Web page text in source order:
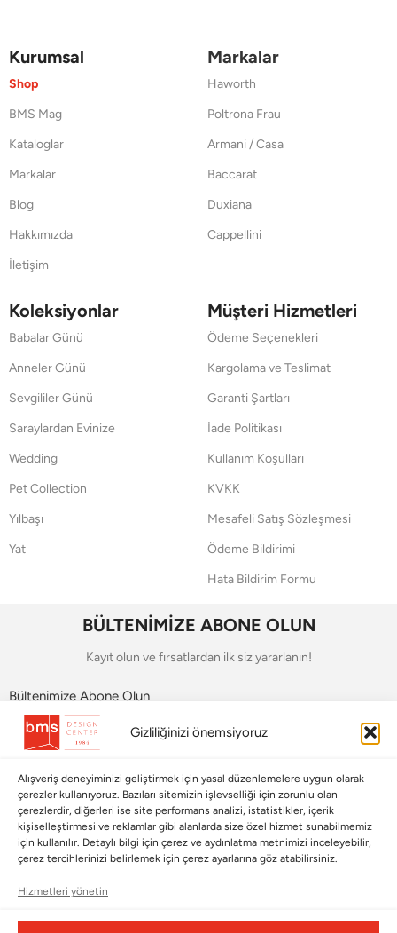
Gizliliğinizi önemsiyoruz
Alışveriş deneyiminizi geliştirmek için yasal düzenlemelere uygun olarak
çerezler kullanıyoruz. Bazıları sitemizin işlevselliği için zorunlu olan
çerezlerdir, diğerleri ise site performans analizi, istatistikler, içerik
kişiselleştirmesi ve reklamlar gibi alanlarda size özel hizmet sunabilmemiz
için kullanılır. Detaylı bilgi için çerez ve aydınlatma metnimizi inceleyebilir,
çerez tercihlerinizi belirlemek için çerez ayarlarına göz atabilirsiniz.
Hizmetleri yönetin
Kurumsal
Shop
BMS Mag
Kataloglar
Markalar
Blog
Hakkımızda
İletişim
Markalar
Haworth
Poltrona Frau
Armani / Casa
Baccarat
Duxiana
Cappellini
Koleksiyonlar
Babalar Günü
Anneler Günü
Sevgililer Günü
Saraylardan Evinize
Wedding
Pet Collection
Yılbaşı
Yat
Müşteri Hizmetleri
Ödeme Seçenekleri
Kargolama ve Teslimat
Garanti Şartları
İade Politikası
Kullanım Koşulları
KVKK
Mesafeli Satış Sözleşmesi
Ödeme Bildirimi
Hata Bildirim Formu
BÜLTENİMİZE ABONE OLUN
Kayıt olun ve fırsatlardan ilk siz yararlanın!
Bültenimize Abone Olun
Bizi Takip Edin